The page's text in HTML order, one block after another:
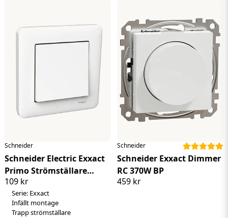
Schneider
Schneider Electric Exxact
Primo Strömställare
Komplett
109 kr
Serie: Exxact
Infällt montage
Trapp strömställare
Schneider
Schneider Exxact Dimmer
RC 370W BP
459 kr